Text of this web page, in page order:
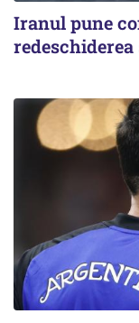
Iranul pune